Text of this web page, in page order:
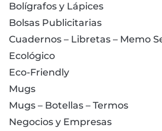
Bolígrafos y Lápices
Bolsas Publicitarias
Cuadernos – Libretas – Memo
Ecológico
Eco-Friendly
Mugs
Mugs – Botellas – Termos
Negocios y Empresas